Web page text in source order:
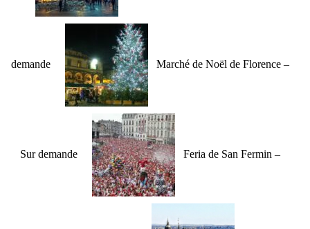
demande Marché de Noël de Florence –
Sur demande Feria de San Fermin –